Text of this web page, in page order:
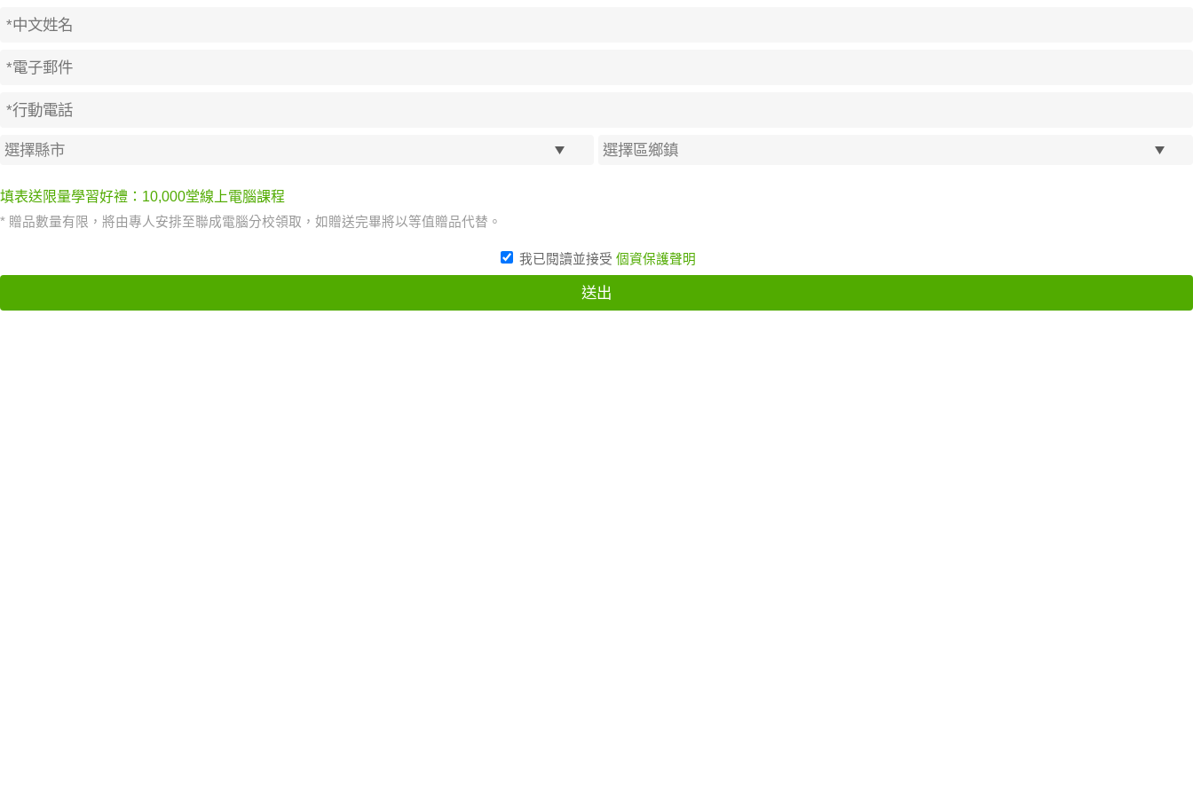
填表送限量學習好禮：10,000堂線上電腦課程
* 贈品數量有限，將由專人安排至聯成電腦分校領取，如贈送完畢將以等值贈品代替。
我已閱讀並接受 個資保護聲明
送出